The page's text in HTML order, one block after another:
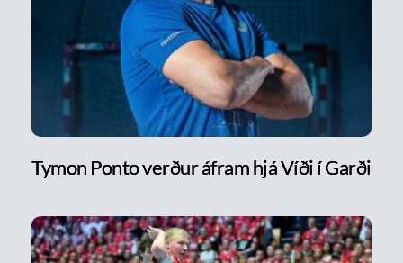
Tymon Ponto verður áfram hjá Víði í Garði